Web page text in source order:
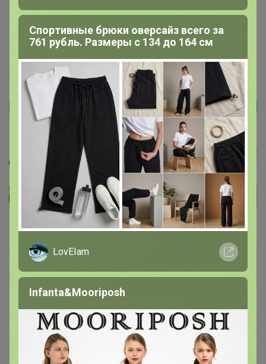
18 июля, 2025 10:01
СЛАДКАЯ, добрый день! Сориентируйте, пожалуйста
по поступлению, когда придет то что еще включено в
счет?
СЛАДКАЯ
Золотой организатор
18 июля, 2025 13:16 1
, получили, проставила доставку, на следующей
неделе поедет по цр. Кому срочно, можно забрать в цр
Спортивные брюки оверсайз всего за
761 рубль. Размеры с 134 до 164 см
LovEIam
Infanta&Mooriposh